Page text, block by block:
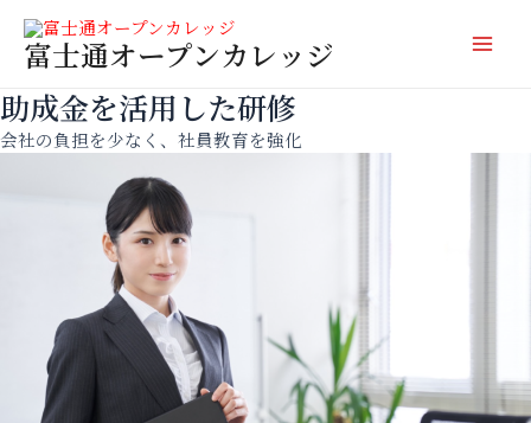
ス
キ
ッ
富士通オープンカレッジ
助成金を活用した研修
会社の負担を少なく、社員教育を強化